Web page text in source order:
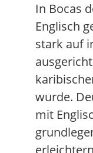
In Bocas
Englisch
stark auf
wurde.
mit